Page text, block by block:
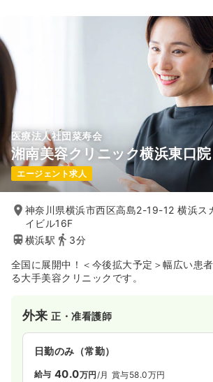
医療法人社団菜寿会
湘南美容クリニック横浜東口院
エージェント求人
神奈川県横浜市西区高島2-19-12 横浜ス
イビル16F
横浜駅
3分
全国に展開中！＜今後拡大予定＞幅広い患
る大手美容クリニックです。
外来正・准看護師
日勤のみ（常勤）
給与 40.0万円 /月 賞与58.0万円